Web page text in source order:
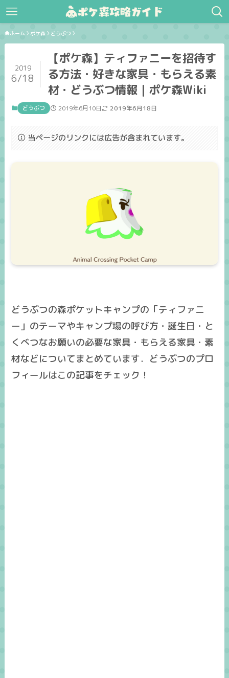
ホーム ポケ森 どうぶつ
【ポケ森】ティファニーを招待す
る方法・好きな家具・もらえる素
材・どうぶつ情報｜ポケ森Wiki
2019
6/18
どうぶつ 2019年6月10日 2019年6月18日
当ページのリンクには広告が含まれています。
どうぶつの森ポケットキャンプの「ティファニ
ー」のテーマやキャンプ場の呼び方・誕生日・と
くべつなお願いの必要な家具・もらえる家具・素
材などについてまとめています．どうぶつのプロ
フィールはこの記事をチェック！